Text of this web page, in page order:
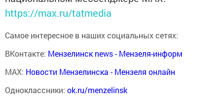
https://max.ru/tatmedia
Самое интересное в наших социальных сетях:
ВКонтакте: Мензелинск news - Мензеля-информ
MAX: Новости Мензелинска - Мензеля онлайн
Одноклассники: ok.ru/menzelinsk